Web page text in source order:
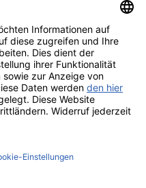
Zahlungsarten